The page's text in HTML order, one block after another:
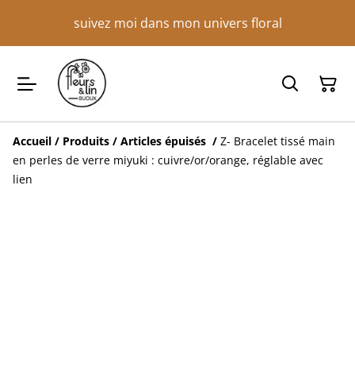
suivez moi dans mon univers floral
Accueil / Produits / Articles épuisés / Z- Bracelet tissé main
en perles de verre miyuki : cuivre/or/orange, réglable avec
lien